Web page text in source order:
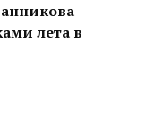
лета в